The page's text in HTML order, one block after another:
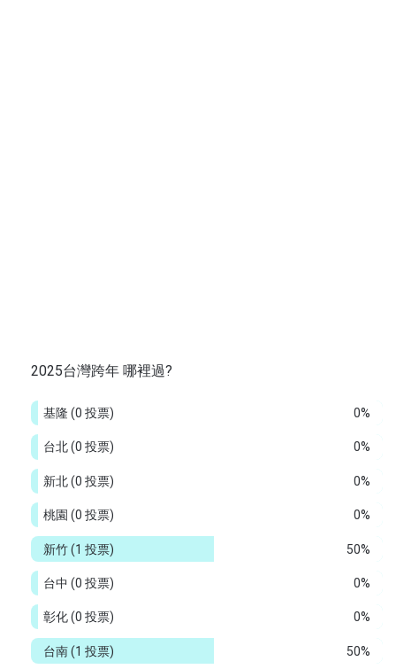
2025台灣跨年 哪裡過?
0%
基隆 (0 投票)
0%
台北(0 投票)
0%
新北(0 投票)
0%
桃園 (0 投票)
50%
新竹(1 投票)
0%
台中 (0 投票)
0%
彰化(0 投票)
50%
台南(1 投票)